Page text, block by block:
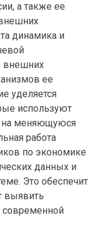
а также ее
динамика и
внешних
ее
уделяется
используют
на меняющуюся
работа
по экономике
данных и
Это обеспечит
выявить
современной